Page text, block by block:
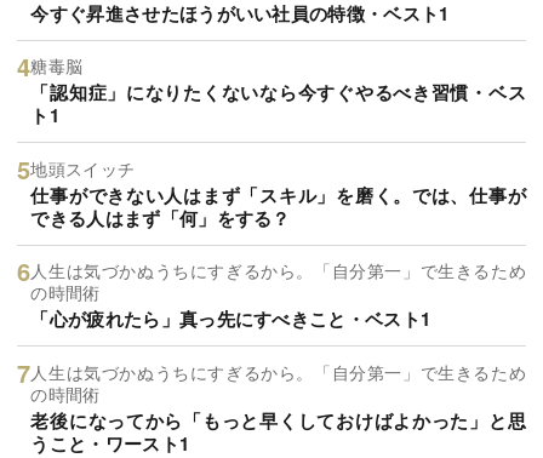
今すぐ昇進させたほうがいい社員の特徴・ベスト1
糖毒脳
「認知症」になりたくないなら今すぐやるべき習慣・ベス
ト1
地頭スイッチ
仕事ができない人はまず「スキル」を磨く。では、仕事が
できる人はまず「何」をする？
人生は気づかぬうちにすぎるから。「自分第一」で生きるため
の時間術
「心が疲れたら」真っ先にすべきこと・ベスト1
人生は気づかぬうちにすぎるから。「自分第一」で生きるため
の時間術
老後になってから「もっと早くしておけばよかった」と思
うこと・ワースト1